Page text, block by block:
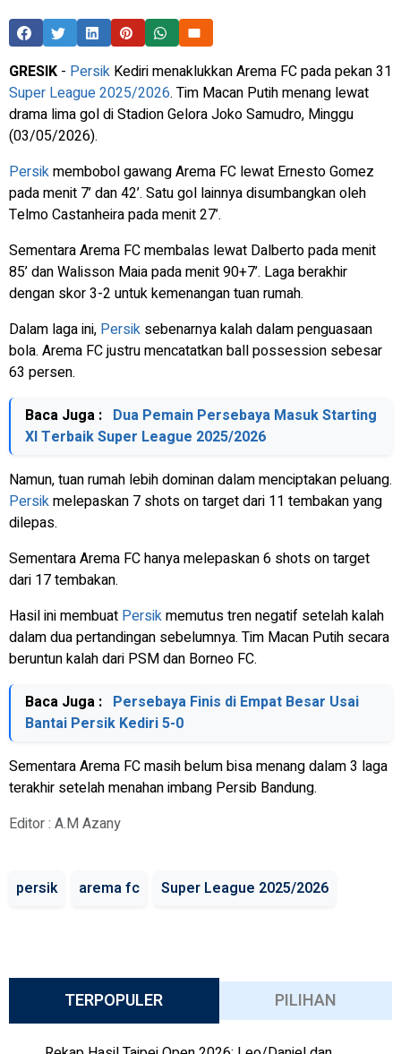
GRESIK - Persik Kediri menaklukkan Arema FC pada pekan 31
Super League 2025/2026. Tim Macan Putih menang lewat
drama lima gol di Stadion Gelora Joko Samudro, Minggu
(03/05/2026).
Persikmembobol gawang Arema FC lewat Ernesto Gomez
pada menit 7’ dan 42’. Satu gol lainnya disumbangkan oleh
Telmo Castanheira pada menit 27’.
Sementara Arema FC membalas lewat Dalberto pada menit
85’ dan Walisson Maia pada menit 90+7’. Laga berakhir
dengan skor 3-2 untuk kemenangan tuan rumah.
Dalam laga ini, Persik sebenarnya kalah dalam penguasaan
bola. Arema FC justru mencatatkan ball possession sebesar
63 persen.
Baca Juga : Dua Pemain Persebaya Masuk Starting
XI Terbaik Super League 2025/2026
Namun, tuan rumah lebih dominan dalam menciptakan peluang.
Persikmelepaskan 7 shots on target dari 11 tembakan yang
dilepas.
Sementara Arema FC hanya melepaskan 6 shots on target
dari 17 tembakan.
Hasil ini membuat Persikmemutus tren negatif setelah kalah
dalam dua pertandingan sebelumnya. Tim Macan Putih secara
beruntun kalah dari PSM dan Borneo FC.
Baca Juga : Persebaya Finis di Empat Besar Usai
Bantai Persik Kediri 5-0
Sementara Arema FC masih belum bisa menang dalam 3 laga
terakhir setelah menahan imbang Persib Bandung.
Editor : A.M Azany
persik arema fc Super League 2025/2026
TERPOPULER PILIHAN